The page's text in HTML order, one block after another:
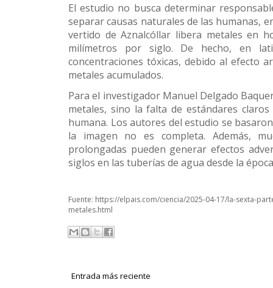
El estudio no busca determinar
separar causas naturales de las humanas,
vertido de Aznalcóllar libera metales en
milímetros por siglo. De hecho, en
concentraciones tóxicas, debido al efecto
metales acumulados.
Para el investigador Manuel Delgado
metales, sino la falta de estándares
humana. Los autores del estudio se
la imagen no es completa. Además,
prolongadas pueden generar efectos
siglos en las tuberías de agua desde la
Fuente: https://elpais.com/ciencia/2025-04-17/la-sexta-
metales.html
Entrada más reciente